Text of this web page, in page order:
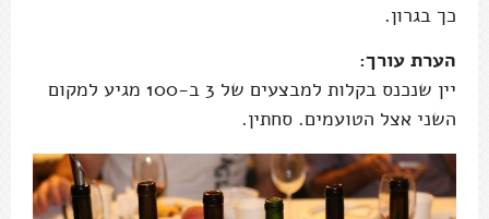
כך בגרון.
הערת עורך:
יין שנכנס בקלות למבצעים של 3 ב-100 מגיע למקום
השני אצל הטועמים. סחתין.